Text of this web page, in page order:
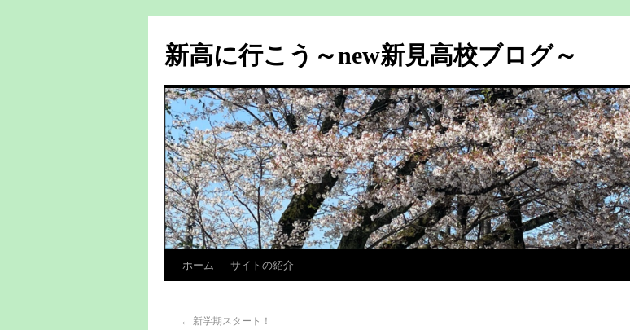
新高に行こう～new新見高校ブログ～
ホーム サイトの紹介
← 新学期スタート！